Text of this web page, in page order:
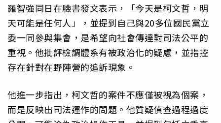
羅智強同日在臉書發文表示，「今天是柯文哲，明
天可能是任何人」，並提到自己與20多位國民黨立
委一同參與集會，是希望向社會傳達對司法公平的
重視。他批評檢調體系有被政治化的疑慮，並指控
存在針對在野陣營的追訴現象。
他進一步指出，柯文哲的案件不應僅被視為個案，
而是反映出司法運作的問題。他質疑偵查過程過度